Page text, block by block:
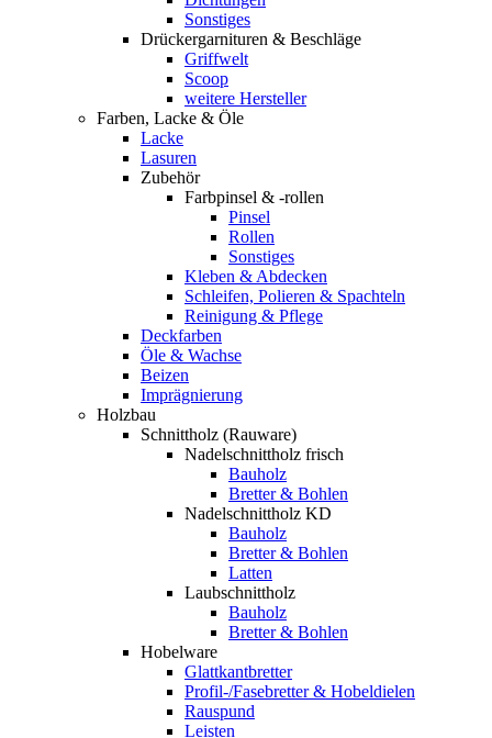
Sonstiges
Drückergarnituren & Beschläge
Griffwelt
Scoop
weitere Hersteller
Farben, Lacke & Öle
Lacke
Lasuren
Zubehör
Farbpinsel & -rollen
Pinsel
Rollen
Sonstiges
Kleben & Abdecken
Schleifen, Polieren & Spachteln
Reinigung & Pflege
Deckfarben
Öle & Wachse
Beizen
Imprägnierung
Holzbau
Schnittholz (Rauware)
Nadelschnittholz frisch
Bauholz
Bretter & Bohlen
Nadelschnittholz KD
Bauholz
Bretter & Bohlen
Latten
Laubschnittholz
Bauholz
Bretter & Bohlen
Hobelware
Glattkantbretter
Profil-/Fasebretter & Hobeldielen
Rauspund
Leisten